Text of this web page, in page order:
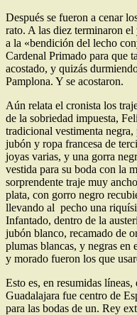
Después se fueron a cenar
rato. A las diez terminaron
a la «bendición del lecho
Cardenal Primado para que
acostado, y quizás
Pamplona. Y se acostaron.
Aún relata el cronista los
de la sobriedad impues­ta,
tradicional vestimenta negra,
jubón y ropa francesa de
joyas varias, y una gorra
vestida para su boda con la
sorprendente tra­je muy
plata, con gorro negro
llevando al pecho una
Infantado, dentro de la
jubón blanco, recamado de
plumas blancas, y negras
y morado fueron los que
Esto es, en resumidas
Guadalajara fue centro de
para las bodas de un. Rey